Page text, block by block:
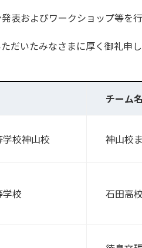
表およびワークショップ等
いたみなさまに厚く御礼申し
チーム名
校神山校 神山校
校 石田高校